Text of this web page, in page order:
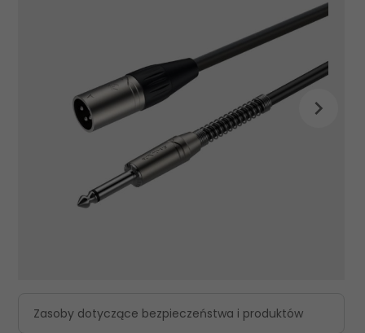
Zasoby dotyczące bezpieczeństwa i produktów